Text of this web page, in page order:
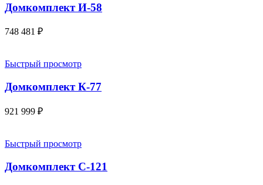
Домкомплект И-58
748 481 ₽
Быстрый просмотр
Домкомплект К-77
921 999 ₽
Быстрый просмотр
Домкомплект С-121